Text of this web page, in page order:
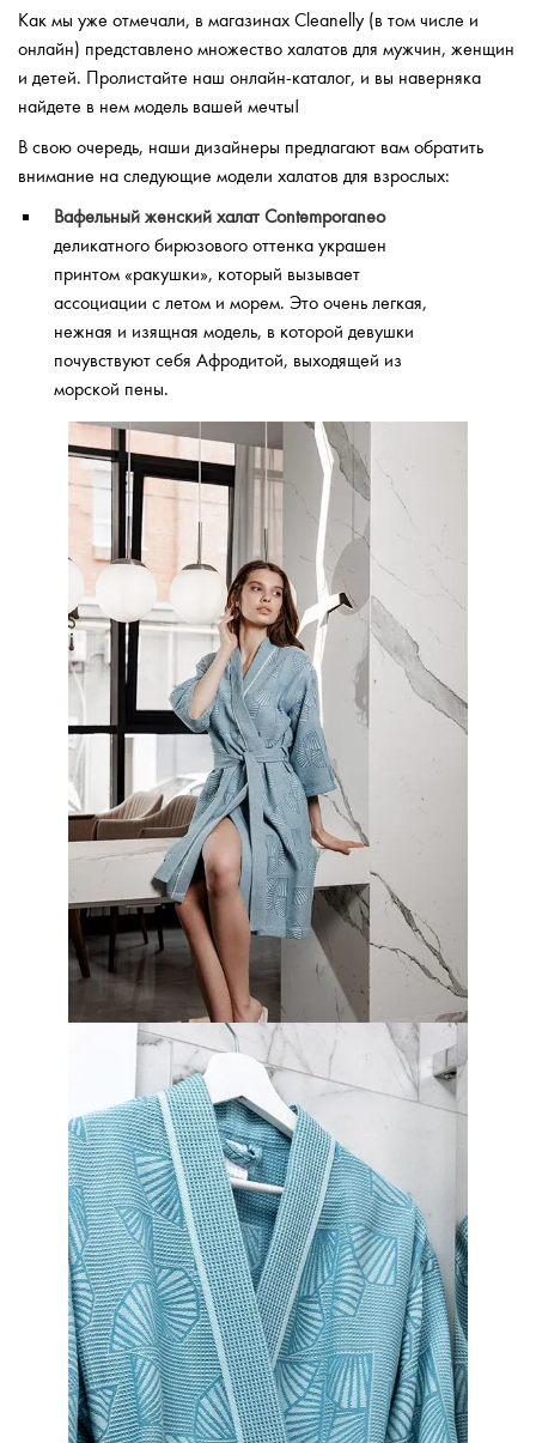
Как мы уже отмечали, в магазинах Cleanelly (в том числе и
онлайн) представлено множество халатов для мужчин, женщин
и детей. Пролистайте наш онлайн-каталог, и вы наверняка
найдете в нем модель вашей мечты!
В свою очередь, наши дизайнеры предлагают вам обратить
внимание на следующие модели халатов для взрослых:
Вафельный женский халат Contemporaneo
деликатного бирюзового оттенка украшен
принтом «ракушки», который вызывает
ассоциации с летом и морем. Это очень легкая,
нежная и изящная модель, в которой девушки
почувствуют себя Афродитой, выходящей из
морской пены.